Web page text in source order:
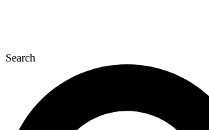
Search